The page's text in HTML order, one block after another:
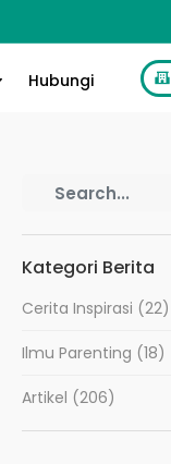
Hubungi
Kategori Berita
Cerita Inspirasi (22)
Ilmu Parenting (18)
Artikel (206)